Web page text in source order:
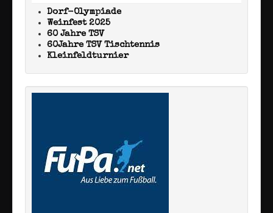
Dorf-Olympiade
Weinfest 2025
60 Jahre TSV
60Jahre TSV Tischtennis
Kleinfeldturnier